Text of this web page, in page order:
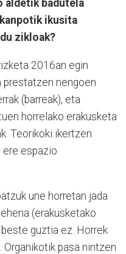
aldetik badutela
ikusita
zikloak?
2016an egin
prestatzen nengoen
(barreak), eta
horrelako erakusketa
Teorikoki ikertzen
ere espazio
une horretan jada
(erakusketako
guztia ez. Horrek
pasa nintzen